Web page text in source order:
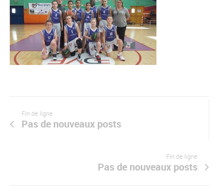
Fin de ligne
Pas de nouveaux posts
Fin de ligne
Pas de nouveaux posts